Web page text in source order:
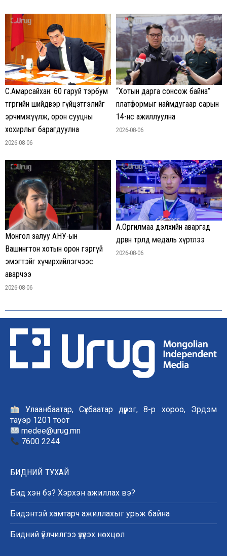
С.Амарсайхан: 60 гаруй тэрбум
төгрөгийн шийдвэр гүйцэтгэлийг
эрчимжүүлж, орон сууцны
хохирлыг барагдуулна
2026-08-06
“Хотын дарга сонсож байна”
платформыг наймдугаар сарын
14-нөөс ажиллуулна
2026-08-06
Монгол залуу АНУ-ын
Вашингтон хотын орон гэргүй
эмэгтэйг хүчирхийлэгчээс
аварчээ
2026-08-06
А.Оргилмаа дэлхийн аваргад
дөрвөн төрөлд медаль хүртлээ
2026-08-06
Улаанбаатар, Сүхбаатар дүүрэг, 8-р хороо, Эрдэм
тауэр 1201 тоот
medee@urug.mn
7600 2244
БИДНИЙ ТУХАЙ
Бид хэн бэ? Хэрхэн ажиллах вэ?
Бидэнтэй хамтарч ажиллахыг урьж байна
Бидний үйлчилгээ үзүүлэх нөхцөл